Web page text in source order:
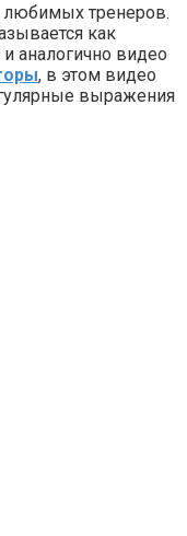
любимых тренеров.
как
аналогично видео
, в этом видео
выражения